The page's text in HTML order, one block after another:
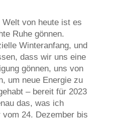
von heute ist es
Ruhe gönnen.
Winteranfang, und
dass wir uns eine
gönnen, uns von
um neue Energie zu
– bereit für 2023
das, was ich
24. Dezember bis